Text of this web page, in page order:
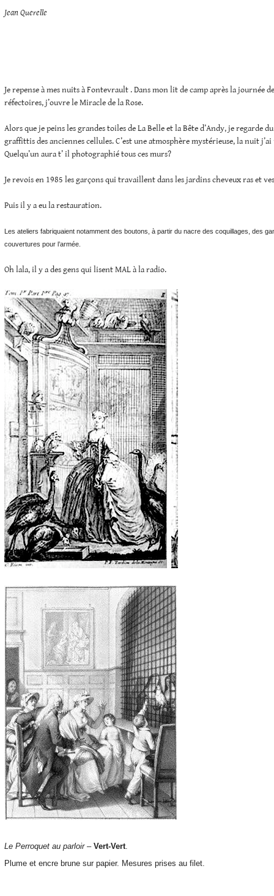
Jean Querelle
Je repense à mes nuits à Fontevrault . Dans mon lit de camp après la journée
réfectoires, j’ouvre le Miracle de la Rose.
Alors que je peins les grandes toiles de La Belle et la Bête d’Andy, je regarde
graffittis des anciennes cellules. C’est une atmosphère mystérieuse, la nuit j’ai
Quelqu’un aura t’ il photographié tous ces murs?
Je revois en 1985 les garçons qui travaillent dans les jardins cheveux ras et
Puis il y a eu la restauration.
Les ateliers fabriquaient notamment des boutons, à partir du nacre des coquillages, des
couvertures pour l’armée.
Oh lala, il y a des gens qui lisent MAL à la radio.
Le Perroquet au parloir– Vert-Vert.
Plume et encre brune sur papier. Mesures prises au filet.